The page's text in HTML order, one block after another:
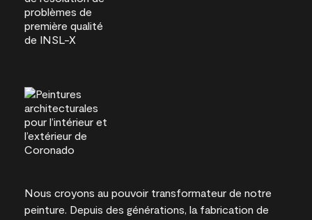
Nous croyons au pouvoir transformateur de notre
peinture. Depuis des générations, la fabrication de